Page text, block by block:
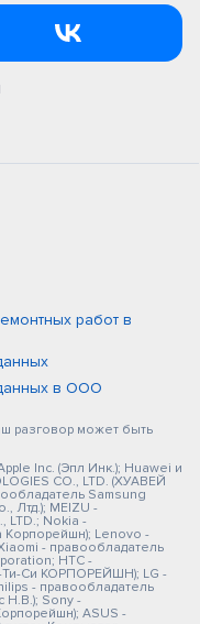
работ в
в ООО
разговор может быть
Inc. (Эпл Инк.); Huawei и
CO., LTD. (ХУАВЕЙ
Samsung
Лтд.); MEIZU -
LTD.; Nokia -
Корпорейшн); Lenovo -
- правообладатель
HTC -
Ти-Си КОРПОРЕЙШН); LG -
- правообладатель
Н.В.); Sony -
ASUS -